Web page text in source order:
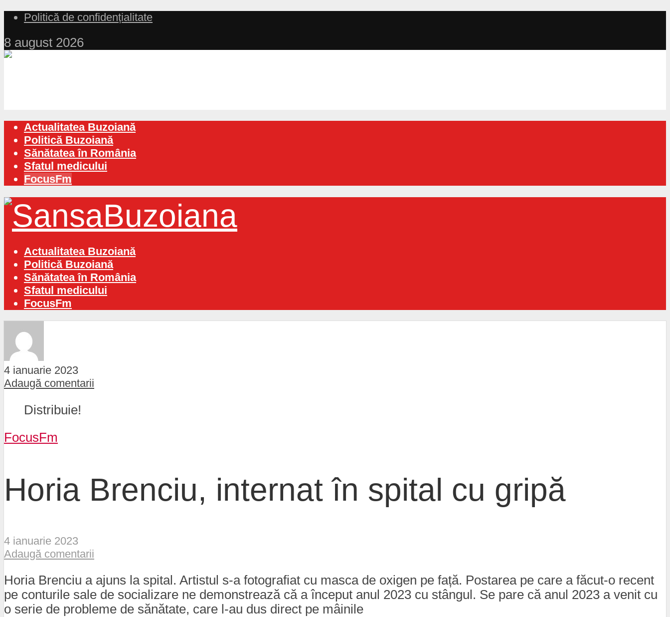
Politică de confidențialitate
8 august 2026
Actualitatea Buzoiană
Politică Buzoiană
Sănătatea în România
Sfatul medicului
FocusFm
Actualitatea Buzoiană
Politică Buzoiană
Sănătatea în România
Sfatul medicului
FocusFm
4 ianuarie 2023
Adaugă comentarii
Distribuie!
FocusFm
Horia Brenciu, internat în spital cu gripă
4 ianuarie 2023
Adaugă comentarii
Horia Brenciu a ajuns la spital. Artistul s-a fotografiat cu masca de oxigen pe față. Postarea pe care a făcut-o recent
pe conturile sale de socializare ne demonstrează că a început anul 2023 cu stângul. Se pare că anul 2023 a venit cu
o serie de probleme de sănătate, care l-au dus direct pe mâinile